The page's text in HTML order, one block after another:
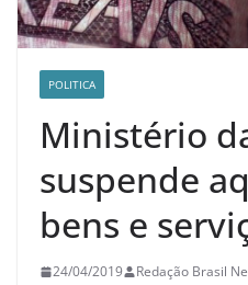
POLITICA
Ministério
suspende
bens e
24/04/2019 Redação Brasil